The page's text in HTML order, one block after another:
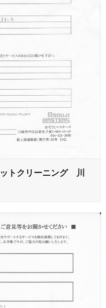
トクリーニング 川